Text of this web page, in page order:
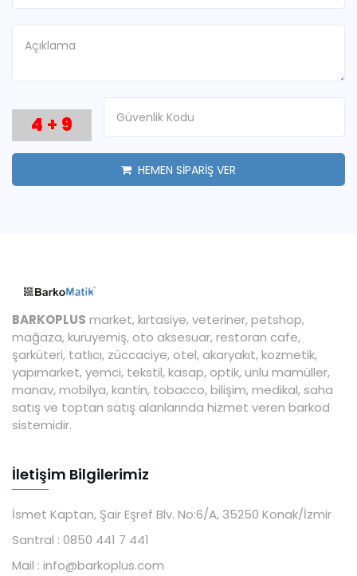
4 + 9
HEMEN SİPARİŞ VER
BARKOPLUS market, kırtasiye, veteriner, petshop,
mağaza, kuruyemiş, oto aksesuar, restoran cafe,
şarküteri, tatlıcı, züccaciye, otel, akaryakıt, kozmetik,
yapımarket, yemci, tekstil, kasap, optik, unlu mamüller,
manav, mobilya, kantin, tobacco, bilişim, medikal, saha
satış ve toptan satış alanlarında hizmet veren barkod
sistemidir.
İletişim Bilgilerimiz
İsmet Kaptan, Şair Eşref Blv. No:6/A, 35250 Konak/İzmir
Santral : 0850 441 7 441
Mail : info@barkoplus.com